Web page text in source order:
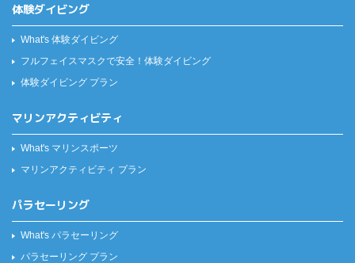
体験ダイビング
What's 体験ダイビング
フルフェイスマスクで安全！ 体験ダイビング
体験ダイビング プラン
マリンアクティビティ
What's マリンスポーツ
マリンアクティビティ プラン
パラセーリング
What's パラセーリング
パラセーリング プラン